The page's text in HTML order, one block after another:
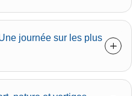
journée sur les plus